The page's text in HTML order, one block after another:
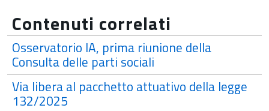
Contenuti correlati
Osservatorio IA, prima riunione della
Consulta delle parti sociali
Via libera al pacchetto attuativo della legge
132/2025